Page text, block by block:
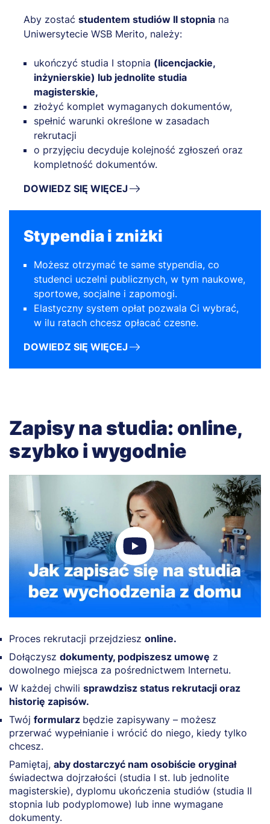
Aby zostać studentem studiów II stopnia na
Uniwersytecie WSB Merito, należy:
ukończyć studia I stopnia (licencjackie,
inżynierskie) lub jednolite studia
magisterskie,
złożyć komplet wymaganych dokumentów,
spełnić warunki określone w zasadach
rekrutacji
o przyjęciu decyduje kolejność zgłoszeń oraz
kompletność dokumentów.
DOWIEDZ SIĘ WIĘCEJ
Stypendia i zniżki
Możesz otrzymać te same stypendia, co
studenci uczelni publicznych, w tym naukowe,
sportowe, socjalne i zapomogi.
Elastyczny system opłat pozwala Ci wybrać,
w ilu ratach chcesz opłacać czesne.
DOWIEDZ SIĘ WIĘCEJ
Zapisy na studia: online,
szybko i wygodnie
Proces rekrutacji przejdziesz online.
Dołączysz dokumenty, podpiszesz umowę z
dowolnego miejsca za pośrednictwem Internetu.
W każdej chwili sprawdzisz status rekrutacji oraz
historię zapisów.
Twój formularz będzie zapisywany – możesz
przerwać wypełnianie i wrócić do niego, kiedy tylko
chcesz.
Pamiętaj, aby dostarczyć nam osobiście oryginał
świadectwa dojrzałości (studia I st. lub jednolite
magisterskie), dyplomu ukończenia studiów (studia II
stopnia lub podyplomowe) lub inne wymagane
dokumenty.